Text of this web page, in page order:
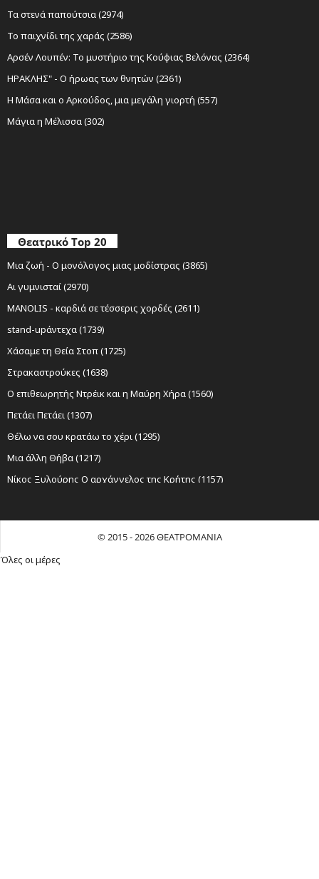
Τα στενά παπούτσια (2974)
Το παιχνίδι της χαράς (2586)
Αρσέν Λουπέν: Το μυστήριο της Κούφιας Βελόνας (2364)
ΗΡΑΚΛΗΣ" - Ο ήρωας των θνητών (2361)
Η Μάσα και ο Αρκούδος, μια μεγάλη γιορτή (557)
Μάγια η Μέλισσα (302)
Θεατρικό Top 20
Μια ζωή - Ο μονόλογος μιας μοδίστρας (3865)
Αι γυμνισταί (2970)
MANOLIS - καρδιά σε τέσσερις χορδές (2611)
stand-upάντεχα (1739)
Χάσαμε τη Θεία Στοπ (1725)
Στρακαστρούκες (1638)
Ο επιθεωρητής Ντρέικ και η Μαύρη Χήρα (1560)
Πετάει Πετάει (1307)
Θέλω να σου κρατάω το χέρι (1295)
Μια άλλη Θήβα (1217)
Νίκος Ξυλούρης Ο αρχάγγελος της Κρήτης (1157)
Ο Σώζων Εαυτόν Σωθήτω (1098)
Όχι Άλλο Κάρβουνο (1024)
Λυσιστράτη του Αριστοφάνη (1011)
© 2015 - 2026 ΘΕΑΤΡΟΜΑΝΙΑ
Όλες οι μέρες